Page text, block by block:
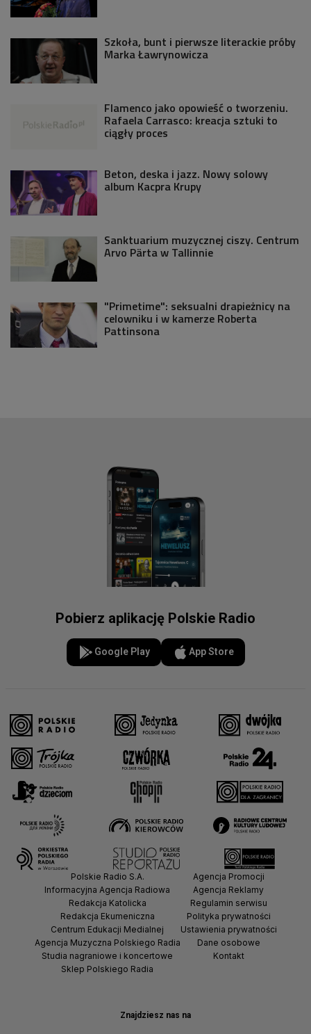
Szkoła, bunt i pierwsze literackie próby
Marka Ławrynowicza
Flamenco jako opowieść o tworzeniu.
Rafaela Carrasco: kreacja sztuki to
ciągły proces
Beton, deska i jazz. Nowy solowy
album Kacpra Krupy
Sanktuarium muzycznej ciszy. Centrum
Arvo Pärta w Tallinnie
"Primetime": seksualni drapieżnicy na
celowniku i w kamerze Roberta
Pattinsona
Pobierz aplikację Polskie Radio
Google Play App Store
Znajdziesz nas na
Polskie Radio S.A.
Informacyjna Agencja Radiowa
Redakcja Katolicka
Redakcja Ekumeniczna
Centrum Edukacji Medialnej
Agencja Muzyczna Polskiego Radia
Studia nagraniowe i koncertowe
Sklep Polskiego Radia
Agencja Promocji
Agencja Reklamy
Regulamin serwisu
Polityka prywatności
Ustawienia prywatności
Dane osobowe
Kontakt